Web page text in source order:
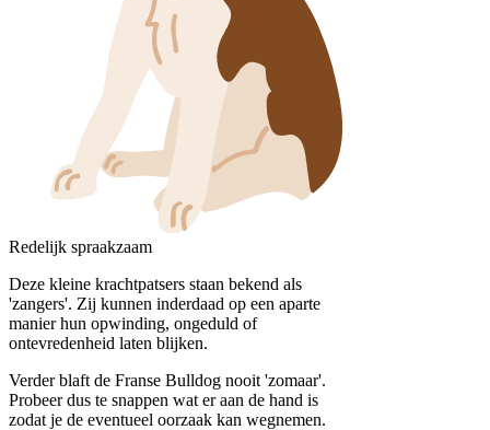
Redelijk spraakzaam
Deze kleine krachtpatsers staan bekend als
'zangers'. Zij kunnen inderdaad op een aparte
manier hun opwinding, ongeduld of
ontevredenheid laten blijken.
Verder blaft de Franse Bulldog nooit 'zomaar'.
Probeer dus te snappen wat er aan de hand is
zodat je de eventueel oorzaak kan wegnemen.